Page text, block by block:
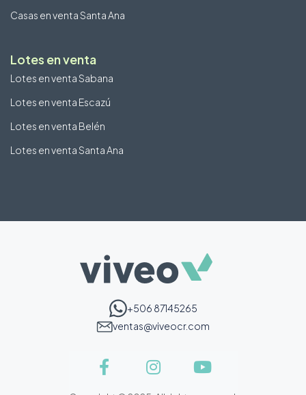
Casas en venta Santa Ana
Lotes en venta
Lotes en venta Sabana
Lotes en venta Escazú
Lotes en venta Belén
Lotes en venta Santa Ana
+506 87145265
ventas@viveocr.com